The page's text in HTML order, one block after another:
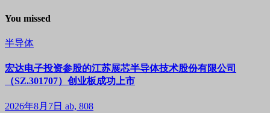
You missed
半导体
宏达电子投资参股的江苏展芯半导体技术股份有限公司
（SZ.301707）创业板成功上市
2026年8月7日 ab, 808